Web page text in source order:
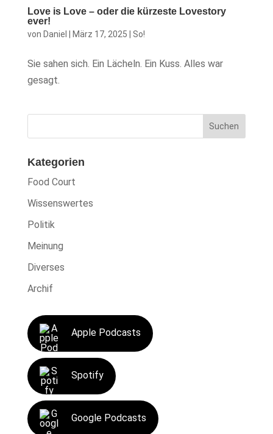
Love is Love – oder die kürzeste Lovestory
ever!
von Daniel März 17, 2025 So!
Sie sahen sich. Ein Lächeln. Ein Kuss. Alles war
gesagt.
Suchen
Kategorien
Food Court
Wissenswertes
Politik
Meinung
Diverses
Archif
Apple Podcasts
Spotify
Google Podcasts